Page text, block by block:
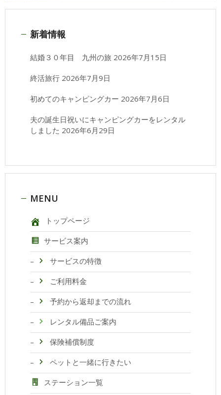
新着情報
結婚３０年目 九州の旅 2026年7月15日
終活旅行 2026年7月9日
初めてのキャンピングカー 2026年7月6日
夫の誕生日祝いにキャンピングカーをレンタル
しました 2026年6月29日
MENU
トップページ
サービス案内
サービスの特徴
ご利用料金
予約から返却までの流れ
レンタル備品ご案内
保険補償制度
ペットと一緒に行きたい
ステーション一覧